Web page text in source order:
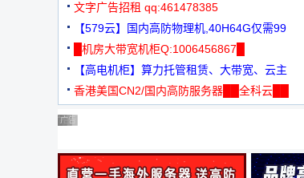
文字广告招租 qq:461478385
【579云】国内高防物理机,40H64G仅需99
元
█机房大带宽机柜Q:1006456867█
【高电机柜】算力托管租赁、大带宽、云主
机
香港美国CN2/国内高防服务器██全科云██
广告 商业广告，理性选择
广告 商业广告，理性选择
广告 商业广告，理性选择
广告 商业广告，理性选择
广告 商业广告，理性选择